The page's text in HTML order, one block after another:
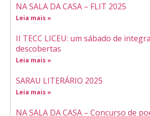
NA SALA DA CASA – FLIT 2025
Leia mais »
II TECC LICEU: um sábado de
descobertas
Leia mais »
SARAU LITERÁRIO 2025
Leia mais »
NA SALA DA CASA – Concurso de